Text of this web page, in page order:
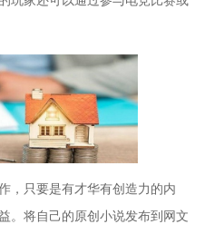
，只要是有才华有创造力的内
。将自己的原创小说发布到网文